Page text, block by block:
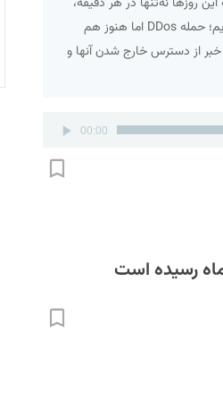
بلکه در ثانیه بارها آمادگی مواجه شدن با این حمله را داریم؛ حمله DDos اما هنوز هم
خبر از دسترس خارج شدن آنها و
00:00